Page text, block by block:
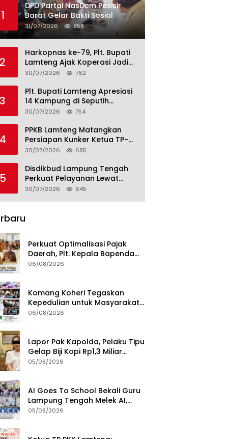
1
DPD Partai NasDem Pesisir
Barat Gelar Bakti Sosial
31/07/2026 858
2
Harkopnas ke-79, Plt. Bupati
Lamteng Ajak Koperasi Jadi
Motor Penggerak Ekonomi
30/07/2026 762
3
Plt. Bupati Lamteng Apresiasi
14 Kampung di Seputih
Raman Lunas PBB 2026, Harus
30/07/2026 754
4
PPKB Lamteng Matangkan
Persiapan Kunker Ketua TP-
PKK Provinsi, Launching
Jadi Fokus
30/07/2026 685
5
Disdikbud Lampung Tengah
Perkuat Pelayanan Lewat
S.M.I.L.E
30/07/2026 645
Perkuat Optimalisasi Pajak
Daerah, Plt. Kepala Bapenda
Lampung Tengah Minta Seluruh
06/08/2026
Komang Koheri Tegaskan
Kepedulian untuk Masyarakat
Lampung Tengah Lewat
06/08/2026
Lapor Pak Kapolda, Pelaku Tipu
Gelap Biji Kopi Rp1,3 Miliar
Dibebaskan: Sempat
05/08/2026
AI Goes To School Bekali Guru
Lampung Tengah Melek AI,
Perkuat Transformasi
05/08/2026